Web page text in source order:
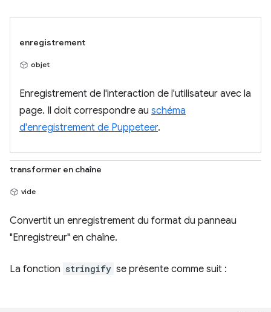
enregistrement
objet
Enregistrement de l'interaction de l'utilisateur avec la
page. Il doit correspondre au schéma
d'enregistrement de Puppeteer.
transformer en chaîne
vide
Convertit un enregistrement du format du panneau
"Enregistreur" en chaîne.
La fonction stringify se présente comme suit :